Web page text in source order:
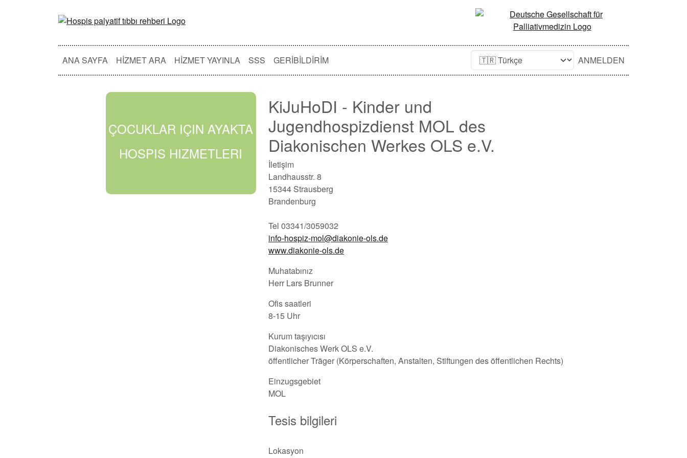
ANA SAYFA HIZMET ARA HIZMET YAYINLA SSS GERIBILDIRIM ANMELDEN
ÇOCUKLAR IÇIN AYAKTA
HOSPIS HIZMETLERI
KiJuHoDI - Kinder und
Jugendhospizdienst MOL des
Diakonischen Werkes OLS e.V.
İletişim
Landhausstr. 8
15344 Strausberg
Brandenburg
Tel 03341/3059032
info-hospiz-mol@diakonie-ols.de
www.diakonie-ols.de
Muhatabınız
Herr Lars Brunner
Ofis saatleri
8-15 Uhr
Kurum taşıyıcısı
Diakonisches Werk OLS e.V.
öffentlicher Träger (Körperschaften, Anstalten, Stiftungen des öffentlichen Rechts)
Einzugsgebiet
MOL
Tesis bilgileri
Lokasyon